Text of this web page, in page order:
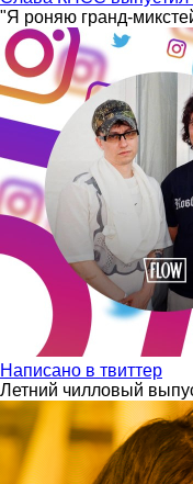
"Я роняю гранд-
Написано в твиттер
Летний чилловый